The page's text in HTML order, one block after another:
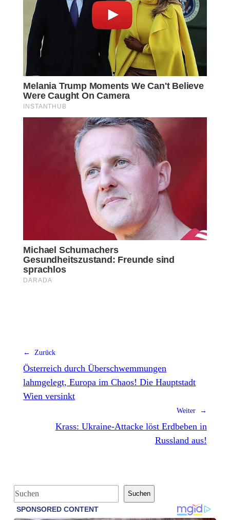
← Zurück
Österreich durch Überschwemmungen
lahmgelegt, Europa im Chaos! Die Hauptstadt
Wien versinkt
Weiter →
Krass: Ukraine-Attacke löst Erdbeben in
Russland aus!
S
u
Suchen